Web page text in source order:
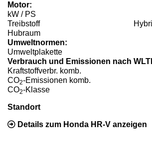
Motor:
kW / PS
Treibstoff
Hubraum
Umweltnormen:
Umweltplakette
Verbrauch und Emissionen nach
Kraftstoffverbr. komb.
CO2-Emissionen komb.
CO2-Klasse
Standort
Details zum Honda HR-V anzeigen